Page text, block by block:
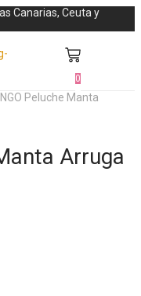
Canarias, Ceuta y
0
Peluche Manta
Arruga